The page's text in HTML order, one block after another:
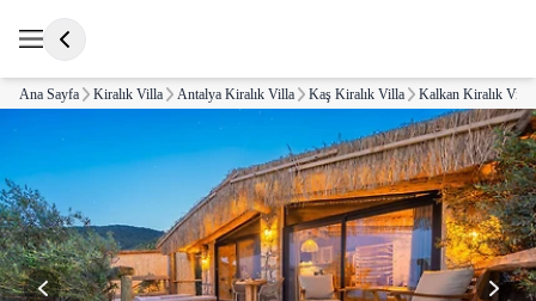
Ana Sayfa Kiralık Villa Antalya Kiralık Villa Kaş Kiralık Villa Kalkan Kiralık Villa